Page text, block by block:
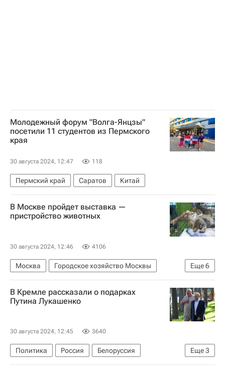
Молодежный форум "Волга-Янцзы"
посетили 11 студентов из Пермского
края
30 августа 2024, 12:47 118
Пермский край Саратов Китай
В Москве пройдет выставка —
пристройство животных
30 августа 2024, 12:46 4106
Еще6
Москва
Городское хозяйство Москвы
домашние животные
Собаки
кошки
Общество
бездомные животные
В Кремле рассказали о подарках
Путина Лукашенко
30 августа 2024, 12:45 3640
Еще3
Политика Россия
Белоруссия
Александр Лукашенко
Владимир Путин